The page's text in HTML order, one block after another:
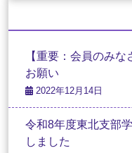
【重要：会員のみ
お願い
2022年12月14日
令和8年度東北支部
しました